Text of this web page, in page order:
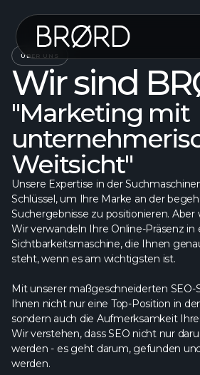
ÜBER UNS
Wir sind
"Marketing mit
Weitsicht"
Unsere Expertise in der
Schlüssel, um Ihre Marke an der
Suchergebnisse zu positionieren. Aber
Wir verwandeln Ihre Online-Präsenz in
Sichtbarkeitsmaschine, die Ihnen
steht, wenn es am wichtigsten ist.
Mit unserer maßgeschneiderten SEO-
Ihnen nicht nur eine Top-Position in
sondern auch die Aufmerksamkeit
Wir verstehen, dass SEO nicht nur
werden - es geht darum, gefunden
werden.